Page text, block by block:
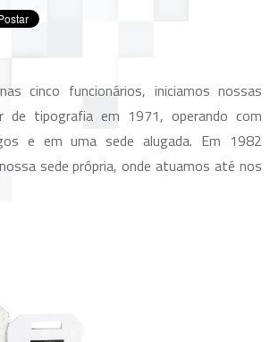
cinco funcionários, iniciamos nossas
de tipografia em 1971, operando com
e em uma sede alugada. Em 1982
sede própria, onde atuamos até nos